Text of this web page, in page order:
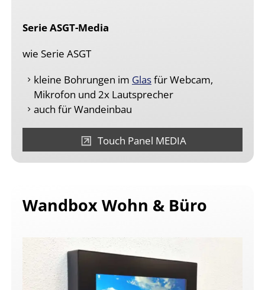
Serie ASGT-Media
wie Serie ASGT
kleine Bohrungen im Glasfür Webcam,
Mikrofon und 2x Lautsprecher
auch für Wandeinbau
Touch Panel MEDIA
Wandbox Wohn & Büro